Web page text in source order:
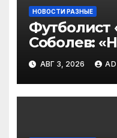
НОВОСТИ РАЗНЫЕ
Футболист
Соболев:
— в
тяжело
АВГ 3, 2026